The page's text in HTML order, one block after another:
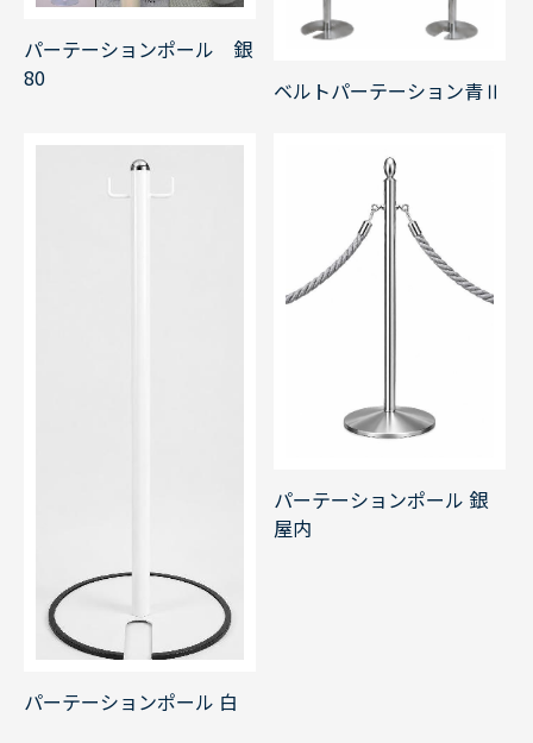
パーテーションポール 銀
80
ベルトパーテーション青Ⅱ
パーテーションポール 白
パーテーションポール 銀
屋内